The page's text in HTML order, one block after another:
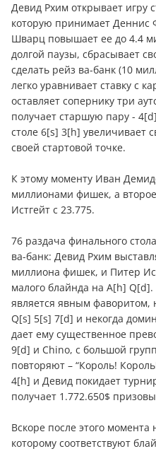
Девид Рхим открывает игру
которую принимает Деннис
Шварц повышает ее до 4.4
долгой паузы, сбрасывает
сделать рейз ва-банк (10
легко уравнивает ставку с
оставляет сопернику три
получает старшую пару -
столе 6[s] 3[h] увеличивает
своей стартовой точке.
К этому моменту Иван
миллионами фишек, а
Истгейт с 23.775.
76 раздача финального
ва-банк: Девид Рхим
миллиона фишек, и Питер
малого блайнда на A[h]
является явным фаворитом,
Q[s] 5[s] 7[d] и некогда
дает ему существенное
9[d] и Chino, с большой
повторяют – “Король!
4[h] и Девид покидает
получает 1.772.650$
Вскоре после этого
которому соответствуют